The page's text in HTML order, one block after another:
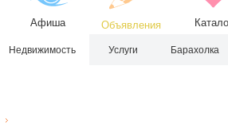
Афиша Объявления
Недвижимость Услуги Барахолка